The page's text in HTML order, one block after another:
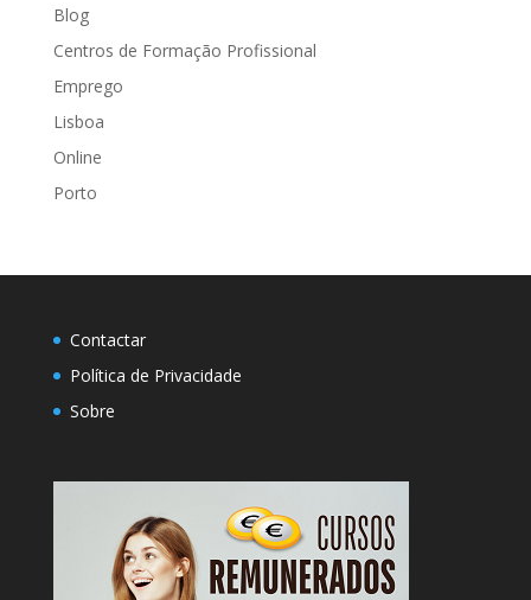
Blog
Centros de Formação Profissional
Emprego
Lisboa
Online
Porto
Contactar
Política de Privacidade
Sobre